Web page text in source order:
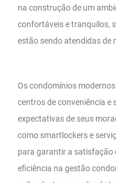
na construção de um
confortáveis e tranquilos,
estão sendo atendidas de
Os condomínios
centros de conveniência e
expectativas de seus
como smartlockers e
para garantir a satisfação
eficiência na gestão